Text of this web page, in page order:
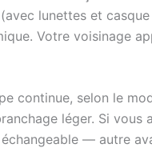
lunettes et casque
Votre voisinage
continue, selon le
léger. Si vous
— autre